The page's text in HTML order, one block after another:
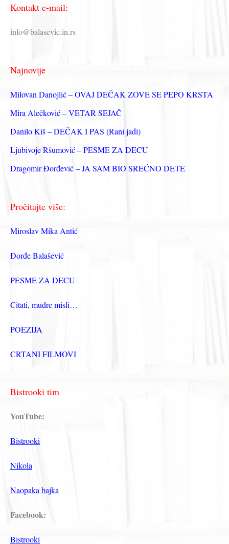
т
а
з
а
Kontakt e-mail:
info@balasevic.in.rs
Najnovije
Milovan Danojlić – OVAJ DEČAK ZOVE SE PEPO KRSTA
Mira Alečković – VETAR SEJAČ
Danilo Kiš – DEČAK I PAS (Rani jadi)
Ljubivoje Ršumović – PESME ZA DECU
Dragomir Đorđević – JA SAM BIO SREĆNO DETE
Pročitajte više:
Miroslav Mika Antić
Đorđe Balašević
PESME ZA DECU
Citati, mudre misli…
POEZIJA
CRTANI FILMOVI
Bistrooki tim
YouTube:
Bistrooki
Nikola
Naopaka bajka
Facebook:
Bistrooki